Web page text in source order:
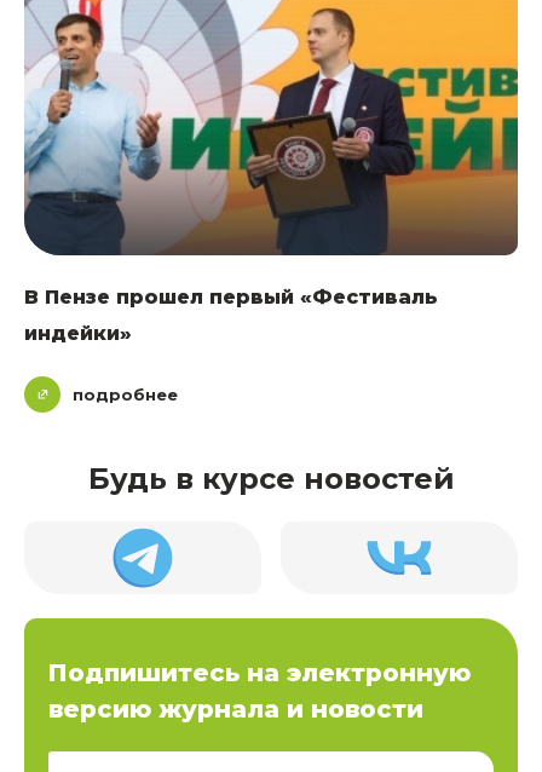
В Пензе прошел первый «Фестиваль
индейки»
подробнее
Будь в курсе новостей
Подпишитесь на электронную
версию журнала и новости